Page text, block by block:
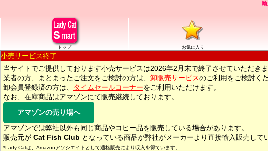
トップ お気に入り
小売サービス終了
当サイトでご提供しております小売サービスは2026年2月末で終了させていただきま
業者の方、まとまったご注文をご検討の方は、 卸販売サービスのご利用をご検討く
卸会員登録済の方は、
タイムセールコーナーをご利用いただけます。
なお、在庫商品はアマゾンにて販売継続しております。
アマゾンの売り場へ
アマゾンでは弊社以外も同じ商品やコピー品を販売している場合があります。
販売元が Cat Fish Club となっている商品が弊社がメーカーより直接輸入販売して
*Lady Catは、Amazonアソシエイトとして適格販売により収入を得ています。